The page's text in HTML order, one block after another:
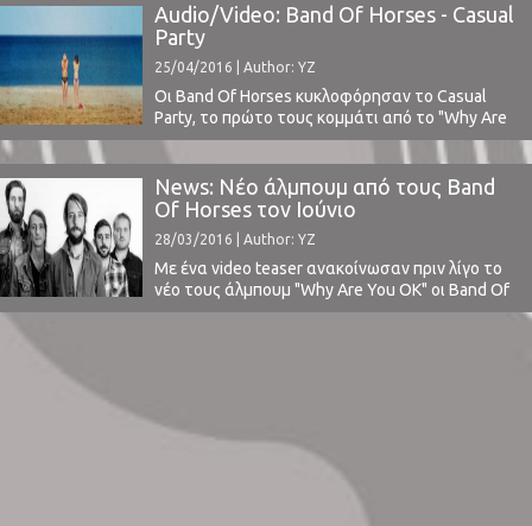
Audio/Video: Band Of Horses - Casual
Party
25/04/2016 | Author: YZ
Οι Band Of Horses κυκλοφόρησαν το Casual
Party, το πρώτο τους κομμάτι από το "Why Are
You OK" που θα κυκλοφορήσει τον Ιούνιο
(διαβάστε εδώ).Το νέο τους κομμάτι μας κάνει
να αισιοδοξούμε για τη συνέχεια, δεδομένου ότι
μερικώς μας απογοήτευσαν με το προηγούμενό
παρακάτω: ...
News: Νέο άλμπουμ από τους Band
Of Horses τον Ιούνιο
28/03/2016 | Author: YZ
Με ένα video teaser ανακοίνωσαν πριν λίγο το
νέο τους άλμπουμ "Why Are You OK" οι Band Of
Horses, που θα κυκλοφορήσει από την